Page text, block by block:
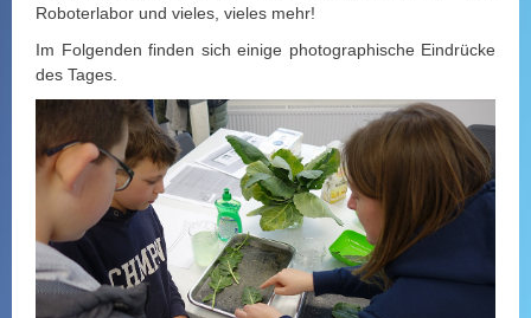
Roboterlabor und vieles, vieles mehr!
Im Folgenden finden sich einige photographische Eindrücke
des Tages.